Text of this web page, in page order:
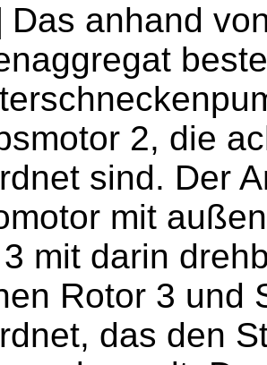
Das anhand
2, die
sind. Der
mit
mit darin
Rotor 3 und
das den